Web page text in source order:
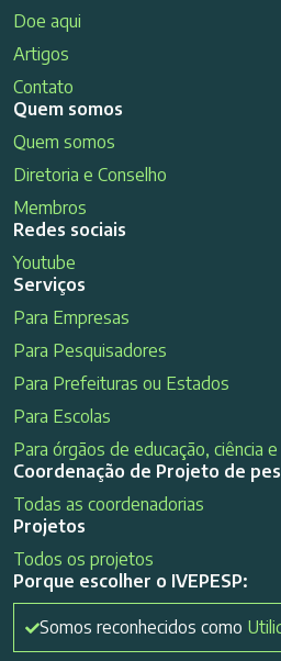
Doe aqui
Artigos
Contato
Quem somos
Quem somos
Diretoria e Conselho
Membros
Redes sociais
Youtube
Serviços
Para Empresas
Para Pesquisadores
Para Prefeituras ou Estados
Para Escolas
Para órgãos de educação, ciência
Coordenação de Projeto de
Todas as coordenadorias
Projetos
Todos os projetos
Porque escolher o IVEPESP:
Somos reconhecidos como